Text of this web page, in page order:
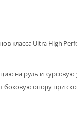
класса Ultra High
на руль и курсовую
боковую опору при